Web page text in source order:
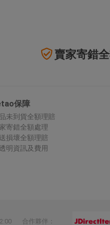
賣家寄錯
保障
未到貨全額理賠
寄錯全額處理
損壞全額理賠
明資訊及費用
合作夥伴：